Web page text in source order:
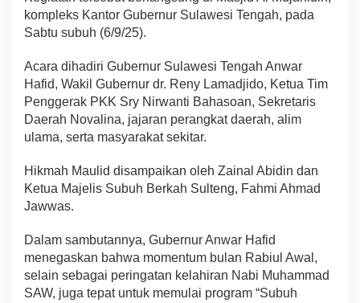
kompleks Kantor Gubernur Sulawesi Tengah, pada
Sabtu subuh (6/9/25).
Acara dihadiri Gubernur Sulawesi Tengah Anwar
Hafid, Wakil Gubernur dr. Reny Lamadjido, Ketua Tim
Penggerak PKK Sry Nirwanti Bahasoan, Sekretaris
Daerah Novalina, jajaran perangkat daerah, alim
ulama, serta masyarakat sekitar.
Hikmah Maulid disampaikan oleh Zainal Abidin dan
Ketua Majelis Subuh Berkah Sulteng, Fahmi Ahmad
Jawwas.
Dalam sambutannya, Gubernur Anwar Hafid
menegaskan bahwa momentum bulan Rabiul Awal,
selain sebagai peringatan kelahiran Nabi Muhammad
SAW, juga tepat untuk memulai program “Subuh